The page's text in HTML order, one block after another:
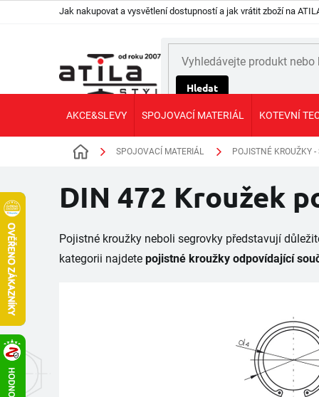
Jak nakupovat a vysvětlení dostupností a jak vrátit zboží na
Hledat
AKCE&SLEVY SPOJOVACÍ MATERIÁL KOTEVNÍ
Domů SPOJOVACÍ MATERIÁL POJISTNÉ KROUŽKY -
DIN 472 Kroužek
Pojistné kroužky neboli segrovky představují
kategorii najdete pojistné kroužky odpovídající